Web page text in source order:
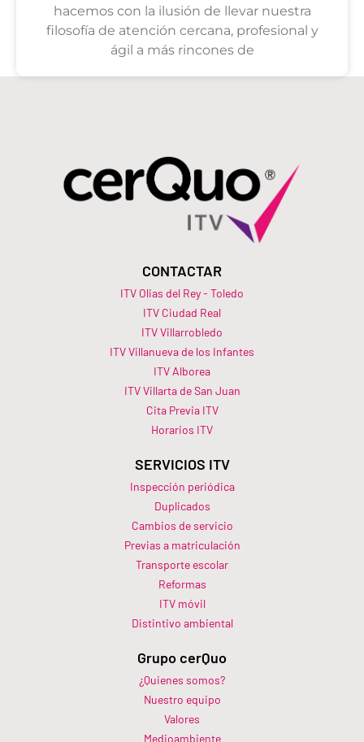
hacemos con la ilusión de llevar nuestra
filosofía de atención cercana, profesional y
ágil a más rincones de
CONTACTAR
ITV Olias del Rey - Toledo
ITV Ciudad Real
ITV Villarrobledo
ITV Villanueva de los Infantes
ITV Alborea
ITV Villarta de San Juan
Cita Previa ITV
Horarios ITV​
SERVICIOS ITV
Inspección periódica
Duplicados
Cambios de servicio
Previas a matriculación
Transporte escolar
Reformas
ITV móvil
Distintivo ambiental
Grupo cerQuo
¿Quienes somos?
Nuestro equipo
Valores
Medioambiente